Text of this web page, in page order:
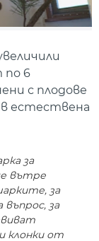
по 6
с плодове
в естествена
за
вътре
за
за
клонки от